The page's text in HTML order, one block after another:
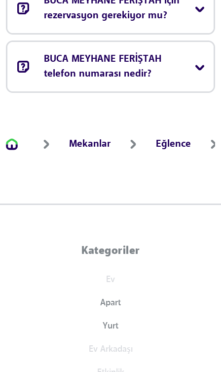
rezervasyon gerekiyor mu?
BUCA MEYHANE FERİŞTAH
telefon numarası nedir?
Mekanlar Eğlence
Kategoriler
Ev
Apart
Yurt
Ev Arkadaşı